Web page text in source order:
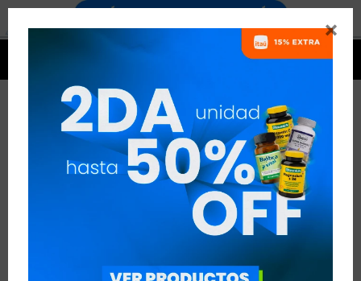

PRODUCTOS NATULIV
RECOMENDADOS